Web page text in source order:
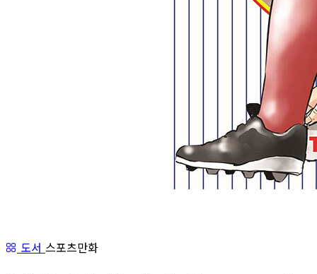
도서 스포츠만화